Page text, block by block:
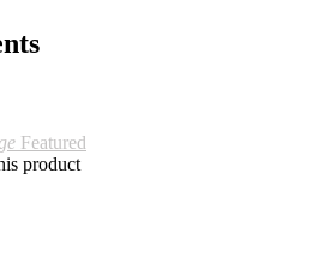
Featured
product